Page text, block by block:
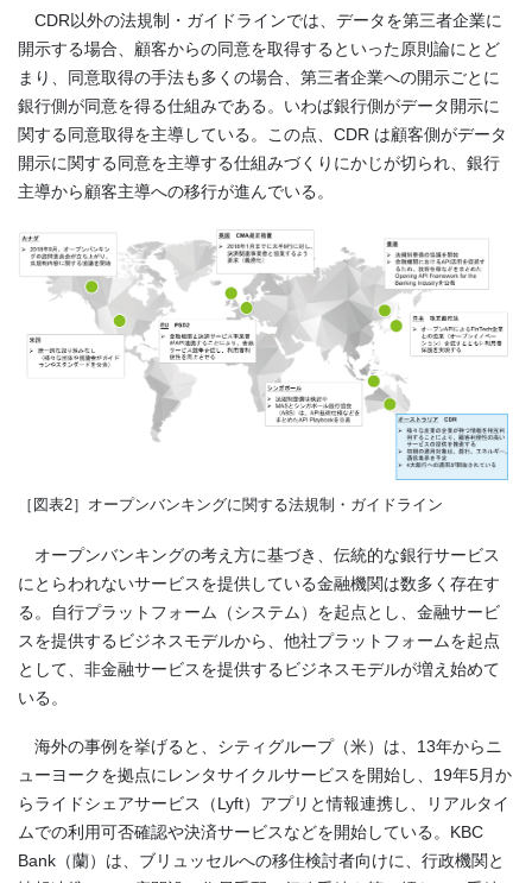
CDR以外の法規制・ガイドラインでは、データを第三者企業に
開示する場合、顧客からの同意を取得するといった原則論にとど
まり、同意取得の手法も多くの場合、第三者企業への開示ごとに
銀行側が同意を得る仕組みである。いわば銀行側がデータ開示に
関する同意取得を主導している。この点、 CDR は顧客側がデータ
開示に関する同意を主導する仕組みづくりにかじが切られ、銀行
主導から顧客主導への移行が進んでいる。
［図表2］ オープンバンキングに関する法規制・ガイドライン
オープンバンキングの考え方に基づき、伝統的な銀行サービス
にとらわれないサービスを提供している金融機関は数多く存在す
る。自行プラットフォーム（システム）を起点とし、金融サービ
スを提供するビジネスモデルから、他社プラットフォームを起点
として、非金融サービスを提供するビジネスモデルが増え始めて
いる。
海外の事例を挙げると、シティグループ（米）は、 13年からニ
ューヨークを拠点にレンタサイクルサービスを開始し、 19年5月か
らライドシェアサービス（Lyft）アプリと情報連携し、リアルタイ
ムでの利用可否確認や決済サービスなどを開始している。 KBC
Bank （蘭）は、ブリュッセルへの移住検討者向けに、行政機関と